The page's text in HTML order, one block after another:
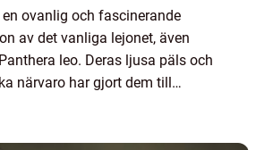
ovanlig och fascinerande
av det vanliga lejonet, även
leo. Deras ljusa päls och
närvaro har gjort dem till